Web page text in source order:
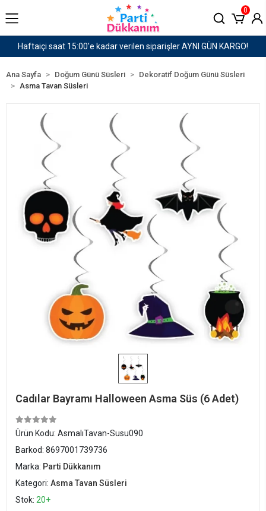
AYNI GÜN KARGO! 1500 TL ve Üzeri Kargo
0
Ana Sayfa Doğum Günü Süsleri
Dekoratif Doğum Günü Süsleri
Asma Tavan Süsleri
Cadılar Bayramı Halloween Asma Süs (6 Adet)
Ürün Kodu: AsmalıTavan-Susu090
Barkod: 8697001739736
Marka: Parti Dükkanım
Kategori: Asma Tavan Süsleri
Stok: 20+